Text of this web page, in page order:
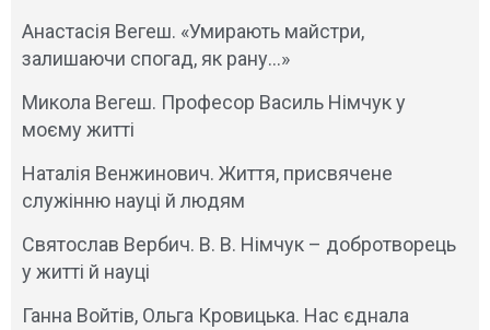
Анастасія Вегеш. «Умирають майстри,
залишаючи спогад, як рану…»
Микола Вегеш. Професор Василь Німчук у
моєму житті
Наталія Венжинович. Життя, присвячене
служінню науці й людям
Святослав Вербич. В. В. Німчук – добротворець
у житті й науці
Ганна Войтів, Ольга Кровицька. Нас єднала